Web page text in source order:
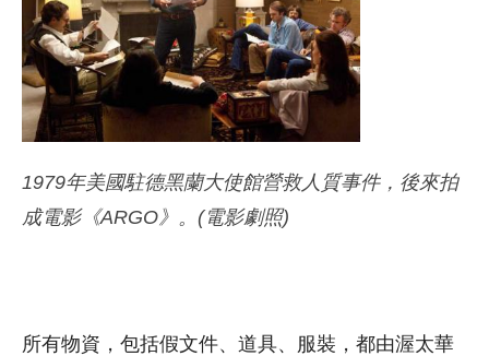
1979年美國駐德黑蘭大使館營救人質事件，後來拍
成電影《ARGO》。(電影劇照)
所有物資，包括假文件、道具、服裝，都由渥太華